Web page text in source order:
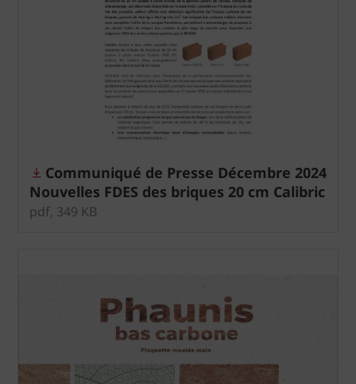
Communiqué de Presse Décembre 2024
Nouvelles FDES des briques 20 cm Calibric
de Terreal à 18,3 kg CO2 /m²
pdf, 349 KB